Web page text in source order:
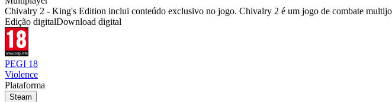
Chivalry 2 - King's Edition inclui conteúdo exclusivo no jogo. Chivalry 2 é um jogo de combate
Edição digitalDownload digital
PEGI 18
Violence
Plataforma
Steam